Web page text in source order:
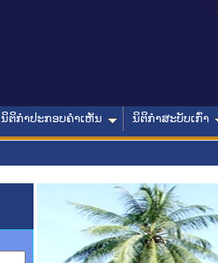
ນິຕິກໍາປະກອບຄໍາເຫັນ ນິຕິກໍາສະບັບເກົ່າ